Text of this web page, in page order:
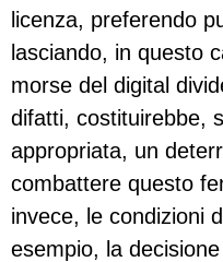
licenza, preferendo
lasciando, in questo
morse del digital
difatti, costituirebbe,
appropriata, un
combattere questo
invece, le condizioni
esempio, la